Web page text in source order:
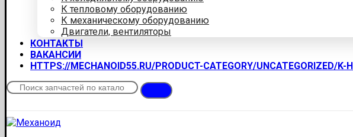
К тепловому оборудованию
К механическому оборудованию
Двигатели, вентиляторы
КОНТАКТЫ
ВАКАНСИИ
HTTPS://MECHANOID55.RU/PRODUCT-CATEGORY/UNCATEGORIZED/